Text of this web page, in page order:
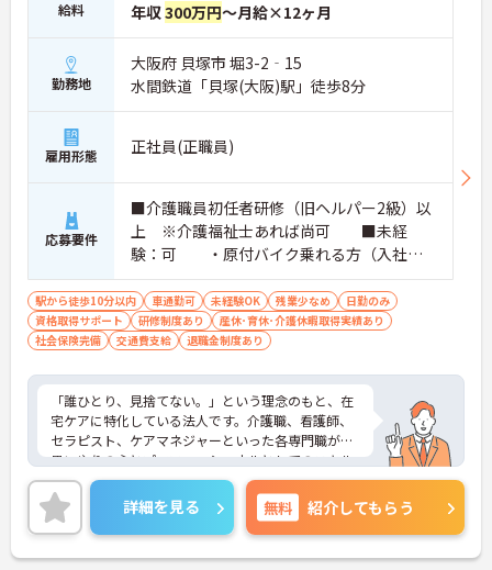
給料
年収300万円～月給×12ヶ月
勤務地
大阪府 貝塚市 堀3-2‐15
水間鉄道「貝塚(大阪)駅」徒歩8分
雇用形態 正社員(正職員)
応募要件
■介護職員初任者研修（旧ヘルパー2級）以
上 ※介護福祉士あれば尚可 ■未経
験：可 ・原付バイク乗れる方（入社後
の練習可）⇒電気自転車もあり
駅から徒歩10分以内 車通勤可 未経験OK 残業少なめ
日勤のみ
資格取得サポート
研修制度あり
産休･育休･介護休暇取得実績あり
社会保険完備
交通費支給 退職金制度あり
「誰ひとり、見捨てない。」という理念のもと、在
宅ケアに特化している法人です。介護職、看護師、
セラピスト、ケアマネジャーといった各専門職が、
思いやりの心とプロフェッショナルとしてのスキル
を持ち寄り、ひとつのチームとしてご利用者様を支
える「多職種連携」を何よりの強みとしています。
施設のように時間に追われることなく、1対1でじっ
くりとケアに向き合える環境です。全車両にドライ
ブレコーダーを搭載し移動時の安全を確保している
詳細を見る 無料 紹介してもらう